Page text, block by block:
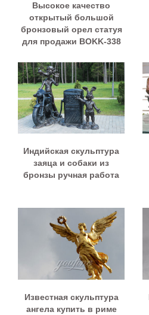
Высокое качество
открытый большой
бронзовый орел статуя
для продажи BOKK-338
Индийская скульптура
заяца и собаки из
бронзы ручная работа
Известная скульптура
ангела купить в риме